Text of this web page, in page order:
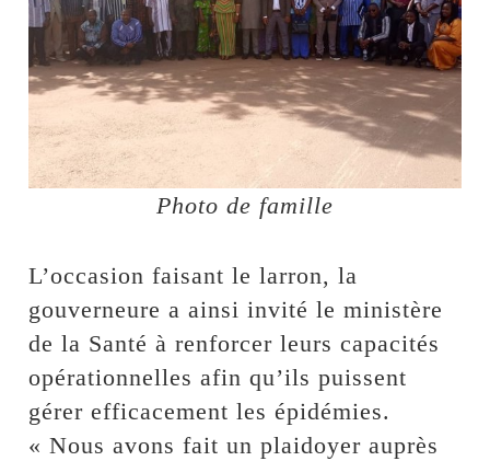
Photo de famille
L’occasion faisant le larron, la
gouverneure a ainsi invité le ministère
de la Santé à renforcer leurs capacités
opérationnelles afin qu’ils puissent
gérer efficacement les épidémies.
« Nous avons fait un plaidoyer auprès